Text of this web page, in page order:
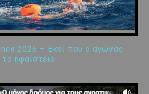
2026 – Εκεί που ο αγώνας
ηφαίστειο